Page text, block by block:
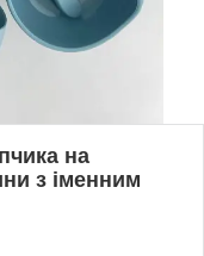
на
з іменним